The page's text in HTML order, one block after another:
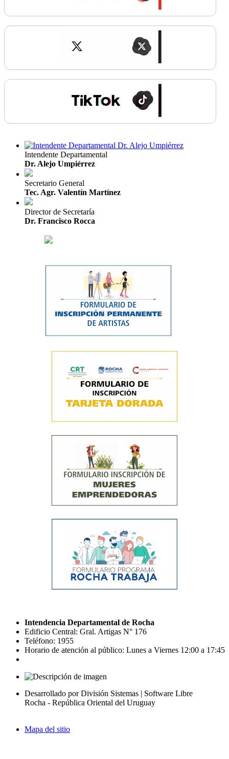
Intendente Departamental
Dr. Alejo Umpiérrez
Secretario General
Tec. Agr. Valentín Martínez
Director de Secretaría
Dr. Francisco Rocca
Intendencia Departamental de Rocha
Edificio Central: Gral. Artigas N° 176
Teléfono: 1955
Horario de atención al público: Lunes a Viernes 12:00 a 17:45
Desarrollado por División Sistemas | Software Libre
Rocha - República Oriental del Uruguay
Mapa del sitio